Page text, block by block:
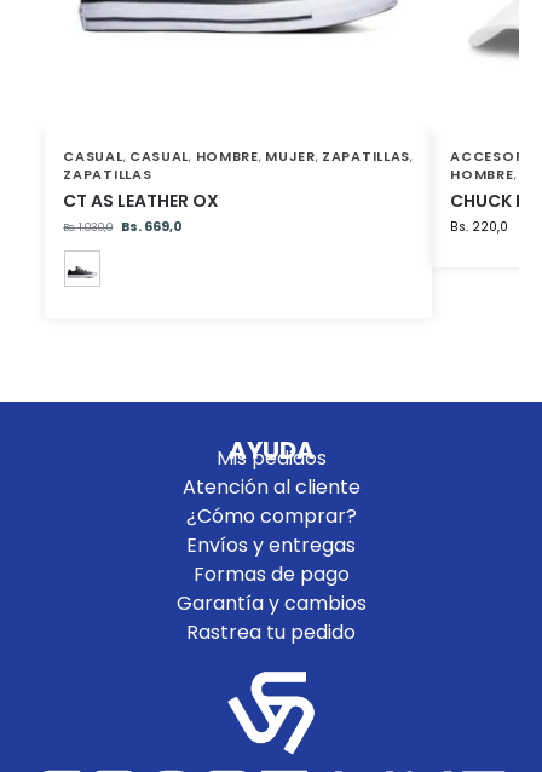
CASUAL, CASUAL, HOMBRE, MUJER, ZAPATILLAS,
ZAPATILLAS
CT AS LEATHER OX
Bs.1.030,0 Bs.669,0
HOMBRE,
CHUCK
Bs. 220,0
AYUDA
Mis pedidos
Atención al cliente
¿Cómo comprar?
Envíos y entregas
Formas de pago
Garantía y cambios
Rastrea tu pedido